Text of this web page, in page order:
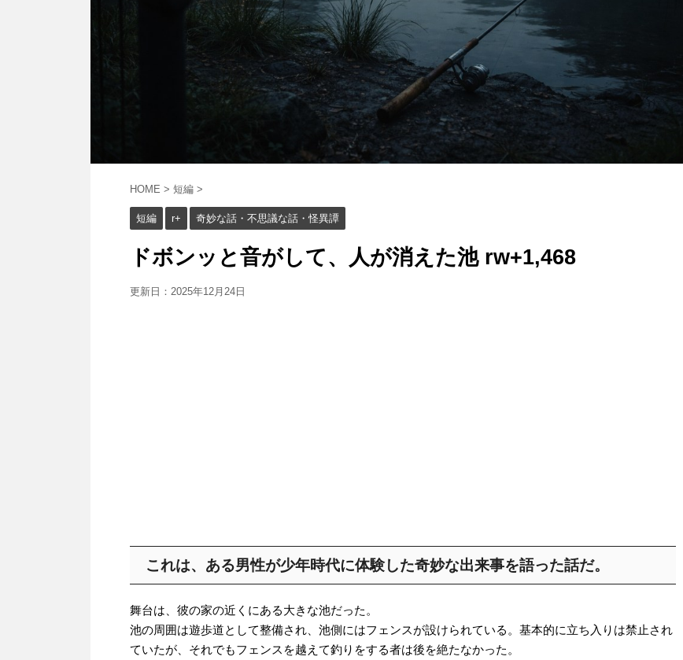
HOME > 短編 >
短編 r+ 奇妙な話・不思議な話・怪異譚
ドボンッと音がして、人が消えた池 rw+1,468
更新日： 2025年12月24日
これは、ある男性が少年時代に体験した奇妙な出来事を語った話だ。
舞台は、彼の家の近くにある大きな池だった。
池の周囲は遊歩道として整備され、池側にはフェンスが設けられている。基本的に立ち入りは禁止され
ていたが、それでもフェンスを越えて釣りをする者は後を絶たなかった。